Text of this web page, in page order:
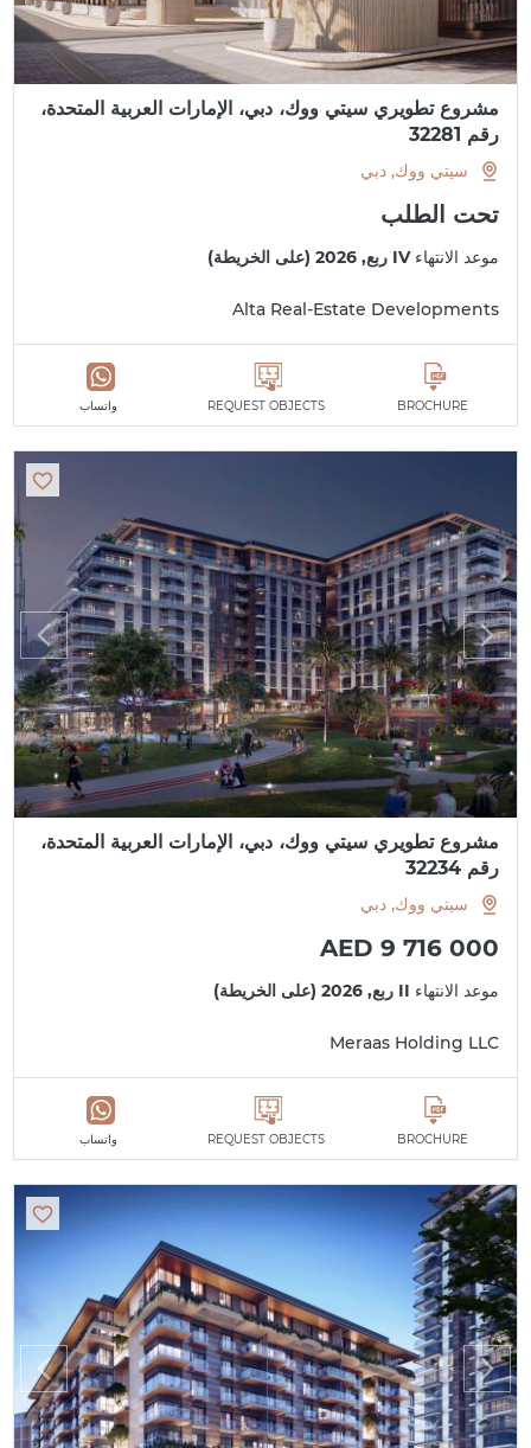
مشروع تطويري سيتي ووك، دبي، الإمارات العربية المتحدة،
رقم 32281
سيتي ووك, دبي
تحت الطلب
موعد الانتهاءIV ربع, 2026 (على الخريطة)
Alta Real-Estate Developments
BROCHURE
REQUEST OBJECTS واتساب
مشروع تطويري سيتي ووك، دبي، الإمارات العربية المتحدة،
رقم 32234
سيتي ووك, دبي
AED 9 716 000
موعد الانتهاء II ربع, 2026 (على الخريطة)
Meraas Holding LLC
BROCHURE
REQUEST OBJECTS واتساب